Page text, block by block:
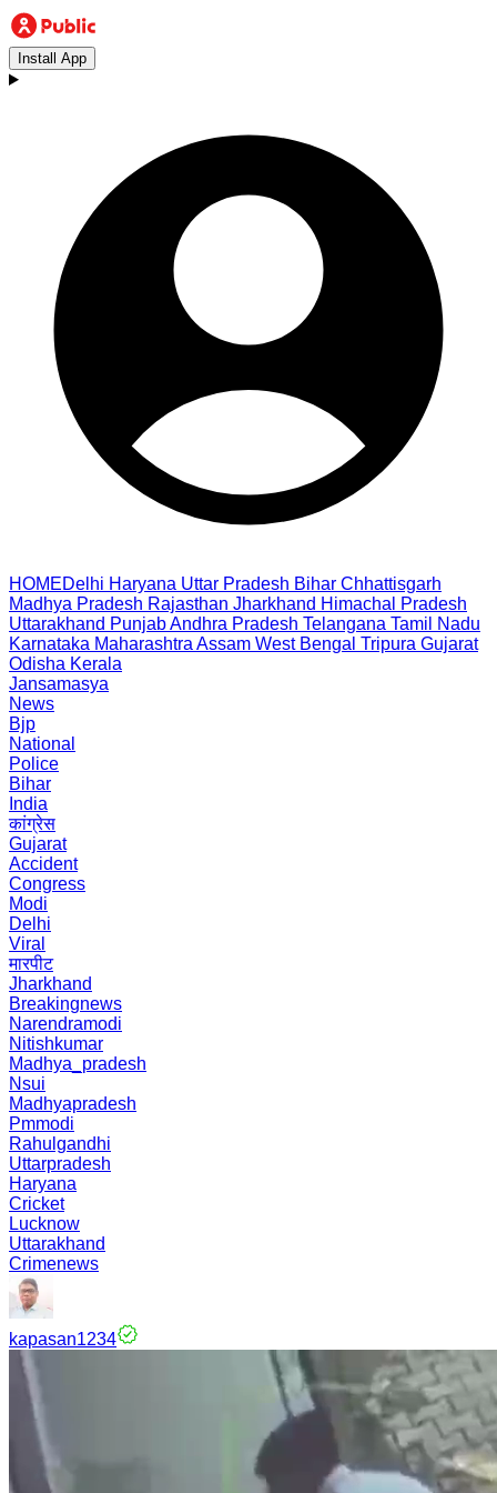
Install App
HOMEDelhi Haryana Uttar Pradesh Bihar Chhattisgarh
Madhya Pradesh Rajasthan Jharkhand Himachal Pradesh
Uttarakhand PunjabAndhra Pradesh Telangana Tamil Nadu
Karnataka Maharashtra Assam West Bengal Tripura Gujarat
Odisha Kerala
Jansamasya
News
Bjp
National
Police
Bihar
India
कांग्रेस
Gujarat
Accident
Congress
Modi
Delhi
Viral
मारपीट
Jharkhand
Breakingnews
Narendramodi
Nitishkumar
Madhya_pradesh
Nsui
Madhyapradesh
Pmmodi
Rahulgandhi
Uttarpradesh
Haryana
Cricket
Lucknow
Uttarakhand
Crimenews
kapasan1234